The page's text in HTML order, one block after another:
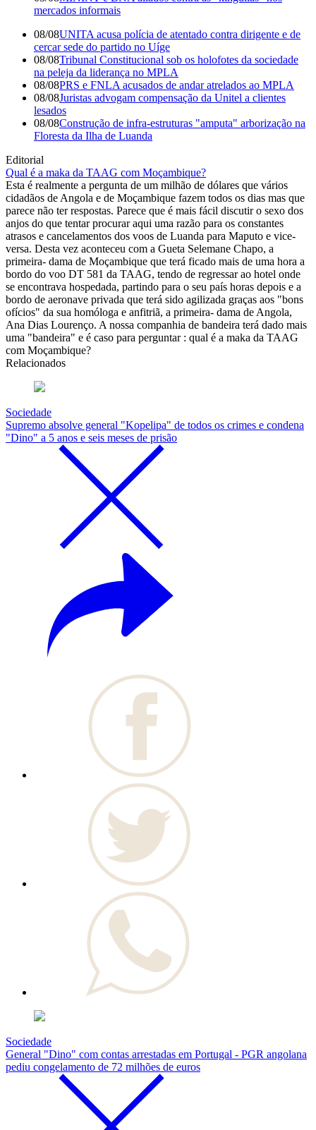
mercados informais
08/08UNITA acusa polícia de atentado contra dirigente e de
cercar sede do partido no Uíge
08/08Tribunal Constitucional sob os holofotes da sociedade
na peleja da liderança no MPLA
08/08PRS e FNLA acusados de andar atrelados ao MPLA
08/08Juristas advogam compensação da Unitel a clientes
lesados
08/08Construção de infra-estruturas "amputa" arborização na
Floresta da Ilha de Luanda
Editorial
Qual é a maka da TAAG com Moçambique?
Esta é realmente a pergunta de um milhão de dólares que vários
cidadãos de Angola e de Moçambique fazem todos os dias mas que
parece não ter respostas. Parece que é mais fácil discutir o sexo dos
anjos do que tentar procurar aqui uma razão para os constantes
atrasos e cancelamentos dos voos de Luanda para Maputo e vice-
versa. Desta vez aconteceu com a Gueta Selemane Chapo, a
primeira- dama de Moçambique que terá ficado mais de uma hora a
bordo do voo DT 581 da TAAG, tendo de regressar ao hotel onde
se encontrava hospedada, partindo para o seu país horas depois e a
bordo de aeronave privada que terá sido agilizada graças aos "bons
ofícios" da sua homóloga e anfitriã, a primeira- dama de Angola,
Ana Dias Lourenço. A nossa companhia de bandeira terá dado mais
uma "bandeira" e é caso para perguntar : qual é a maka da TAAG
com Moçambique?
Relacionados
Sociedade
Supremo absolve general "Kopelipa" de todos os crimes e condena
"Dino" a 5 anos e seis meses de prisão
Sociedade
General "Dino" com contas arrestadas em Portugal - PGR angolana
pediu congelamento de 72 milhões de euros